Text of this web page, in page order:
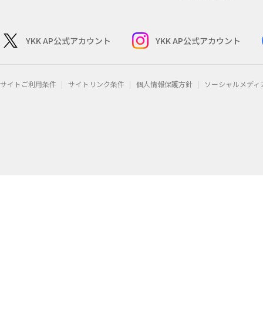
YKK AP公式アカウント YKK AP公式アカウント
サイトご利用条件 サイトリンク条件 個人情報保護方針 ソーシャルメデ